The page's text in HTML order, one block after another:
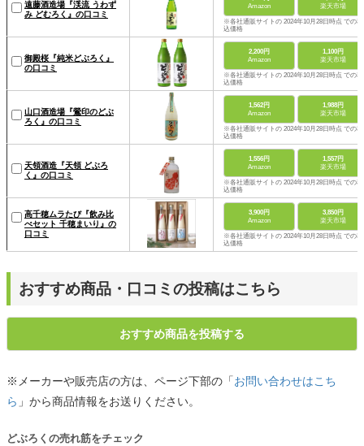
遠藤酒造場『渓流 うわず
み どむろく』の口コミ
Amazon
楽天市場
※各社通販サイトの 2024年10月28日時点 での税
込価格
御殿桜『純米どぶろく』
の口コミ
2,200円
Amazon
1,100円
楽天市場
※各社通販サイトの 2024年10月28日時点 での税
込価格
山口酒造場『鶯印のどぶ
ろく』の口コミ
1,562円
Amazon
1,988円
楽天市場
※各社通販サイトの 2024年10月28日時点 での税
込価格
天領酒造『天領 どぶろ
く』の口コミ
1,556円
Amazon
1,557円
楽天市場
※各社通販サイトの 2024年10月28日時点 での税
込価格
高千穂ムラたび『飲み比
べセット 千穂まいり』の
口コミ
3,900円
Amazon
3,850円
楽天市場
※各社通販サイトの 2024年10月28日時点 での税
込価格
おすすめ商品・口コミの投稿はこちら
おすすめ商品を投稿する
※メーカーや販売店の方は、ページ下部の「お問い合わせはこち
ら 」から商品情報をお送りください。
どぶろくの売れ筋をチェック